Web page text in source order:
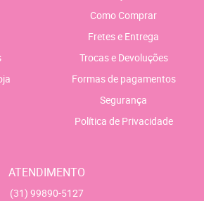
Como Comprar
Fretes e Entrega
Trocas e Devoluções
Formas de pagamentos
Segurança
Política de Privacidade
ATENDIMENTO
(31) 99890-5127